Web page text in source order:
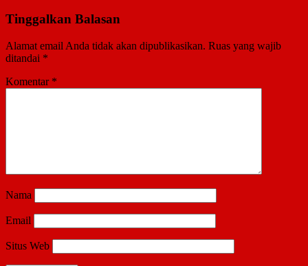
Tinggalkan Balasan
Alamat email Anda tidak akan dipublikasikan. Ruas yang wajib
ditandai *
Komentar *
Nama
Email
Situs Web